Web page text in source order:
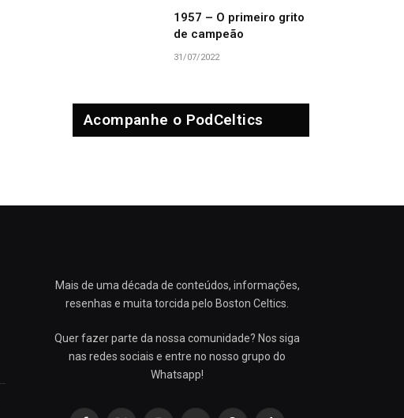
1957 – O primeiro grito
de campeão
31/07/2022
Acompanhe o PodCeltics
Mais de uma década de conteúdos, informações,
resenhas e muita torcida pelo Boston Celtics.
Quer fazer parte da nossa comunidade? Nos siga
nas redes sociais e entre no nosso grupo do
Whatsapp!